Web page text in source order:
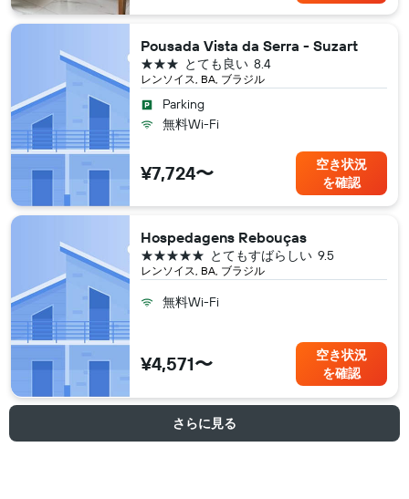
Pousada Vista da Serra - Suzart
レンソイス, BA, ブラジル
8.4
とても良い
3つ星
Parking
無料Wi-Fi
¥7,724〜
空き状況
を確認
Hospedagens Rebouças
レンソイス, BA, ブラジル
9.5
とてもすばらしい
5つ星
無料Wi-Fi
¥4,571〜
空き状況
を確認
さらに見る